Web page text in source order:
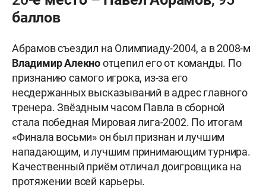
баллов
Абрамов съездил на Олимпиаду-2004, а в 2008-м
ВладимирАлекноотцепил его от команды. По
признанию самого игрока, из-за его
несдержанных высказываний в адрес главного
тренера. Звёздным часом Павла в сборной
стала победная Мировая лига-2002. По итогам
«Финала восьми» он был признан и лучшим
нападающим, и лучшим принимающим турнира.
Качественный приём отличал доигровщика на
протяжении всей карьеры.